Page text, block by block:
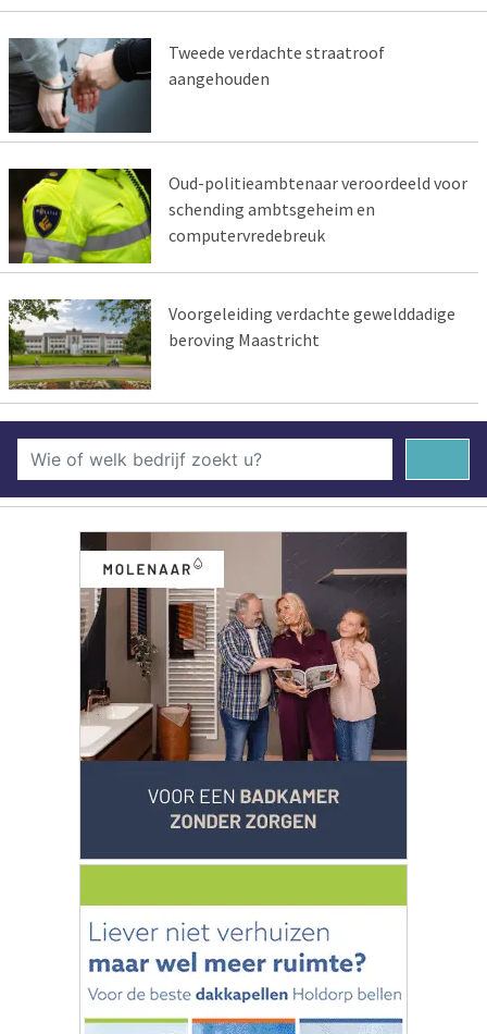
Tweede verdachte straatroof
aangehouden
Oud-politieambtenaar veroordeeld voor
schending ambtsgeheim en
computervredebreuk
Voorgeleiding verdachte gewelddadige
beroving Maastricht